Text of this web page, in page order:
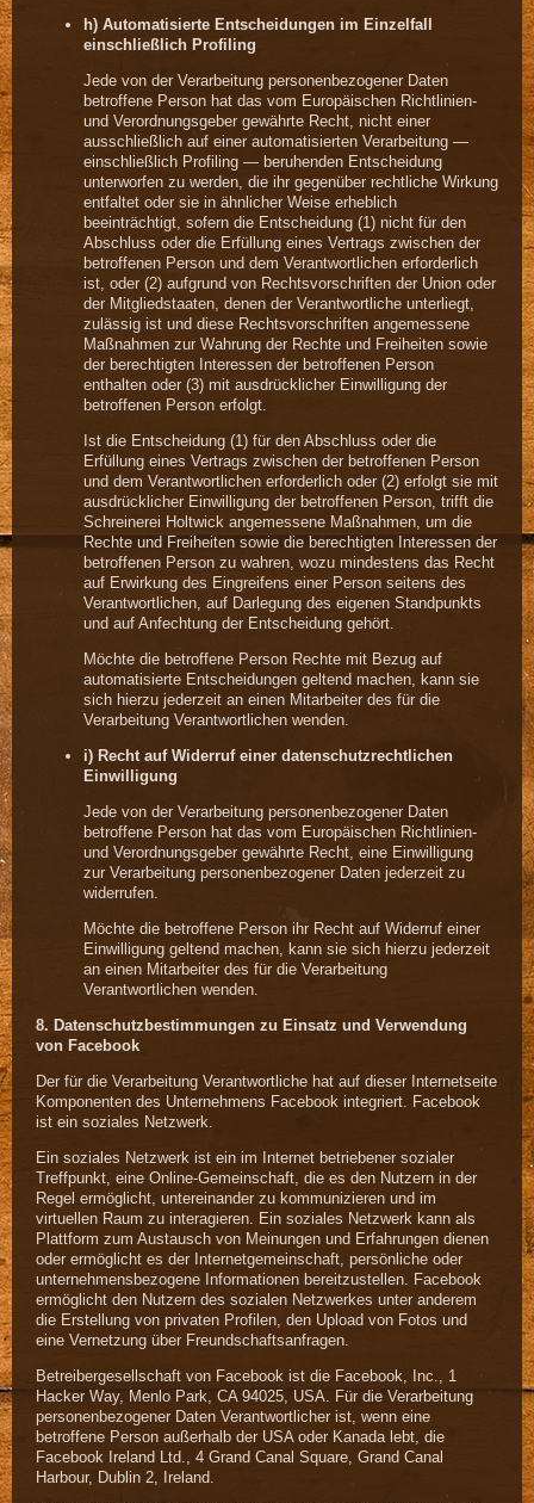
h) Automatisierte Entscheidungen im Einzelfall
einschließlich Profiling
Jede von der Verarbeitung personenbezogener Daten
betroffene Person hat das vom Europäischen Richtlinien-
und Verordnungsgeber gewährte Recht, nicht einer
ausschließlich auf einer automatisierten Verarbeitung —
einschließlich Profiling — beruhenden Entscheidung
unterworfen zu werden, die ihr gegenüber rechtliche Wirkung
entfaltet oder sie in ähnlicher Weise erheblich
beeinträchtigt, sofern die Entscheidung (1) nicht für den
Abschluss oder die Erfüllung eines Vertrags zwischen der
betroffenen Person und dem Verantwortlichen erforderlich
ist, oder (2) aufgrund von Rechtsvorschriften der Union oder
der Mitgliedstaaten, denen der Verantwortliche unterliegt,
zulässig ist und diese Rechtsvorschriften angemessene
Maßnahmen zur Wahrung der Rechte und Freiheiten sowie
der berechtigten Interessen der betroffenen Person
enthalten oder (3) mit ausdrücklicher Einwilligung der
betroffenen Person erfolgt.
Ist die Entscheidung (1) für den Abschluss oder die
Erfüllung eines Vertrags zwischen der betroffenen Person
und dem Verantwortlichen erforderlich oder (2) erfolgt sie mit
ausdrücklicher Einwilligung der betroffenen Person, trifft die
Schreinerei Holtwick angemessene Maßnahmen, um die
Rechte und Freiheiten sowie die berechtigten Interessen der
betroffenen Person zu wahren, wozu mindestens das Recht
auf Erwirkung des Eingreifens einer Person seitens des
Verantwortlichen, auf Darlegung des eigenen Standpunkts
und auf Anfechtung der Entscheidung gehört.
Möchte die betroffene Person Rechte mit Bezug auf
automatisierte Entscheidungen geltend machen, kann sie
sich hierzu jederzeit an einen Mitarbeiter des für die
Verarbeitung Verantwortlichen wenden.
i) Recht auf Widerruf einer datenschutzrechtlichen
Einwilligung
Jede von der Verarbeitung personenbezogener Daten
betroffene Person hat das vom Europäischen Richtlinien-
und Verordnungsgeber gewährte Recht, eine Einwilligung
zur Verarbeitung personenbezogener Daten jederzeit zu
widerrufen.
Möchte die betroffene Person ihr Recht auf Widerruf einer
Einwilligung geltend machen, kann sie sich hierzu jederzeit
an einen Mitarbeiter des für die Verarbeitung
Verantwortlichen wenden.
8. Datenschutzbestimmungen zu Einsatz und Verwendung
von Facebook
Der für die Verarbeitung Verantwortliche hat auf dieser Internetseite
Komponenten des Unternehmens Facebook integriert. Facebook
ist ein soziales Netzwerk.
Ein soziales Netzwerk ist ein im Internet betriebener sozialer
Treffpunkt, eine Online-Gemeinschaft, die es den Nutzern in der
Regel ermöglicht, untereinander zu kommunizieren und im
virtuellen Raum zu interagieren. Ein soziales Netzwerk kann als
Plattform zum Austausch von Meinungen und Erfahrungen dienen
oder ermöglicht es der Internetgemeinschaft, persönliche oder
unternehmensbezogene Informationen bereitzustellen. Facebook
ermöglicht den Nutzern des sozialen Netzwerkes unter anderem
die Erstellung von privaten Profilen, den Upload von Fotos und
eine Vernetzung über Freundschaftsanfragen.
Betreibergesellschaft von Facebook ist die Facebook, Inc., 1
Hacker Way, Menlo Park, CA 94025, USA. Für die Verarbeitung
personenbezogener Daten Verantwortlicher ist, wenn eine
betroffene Person außerhalb der USA oder Kanada lebt, die
Facebook Ireland Ltd., 4 Grand Canal Square, Grand Canal
Harbour, Dublin 2, Ireland.